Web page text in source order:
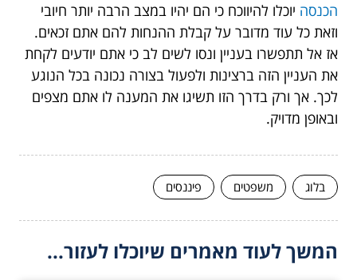
הכנסה יוכלו להיווכח כי הם יהיו במצב הרבה יותר חיובי
וזאת כל עוד מדובר על קבלת ההנחות להם אתם זכאים.
אז אל תתפשרו בעניין ונסו לשים לב כי אתם יודעים לקחת
את העניין הזה ברצינות ולפעול בצורה נכונה בכל הנוגע
לכך. אך ורק בדרך הזו תשיגו את המענה לו אתם מצפים
ובאופן מדויק.
בלוג משפטים פיננסים
המשך לעוד מאמרים שיוכלו לעזור...